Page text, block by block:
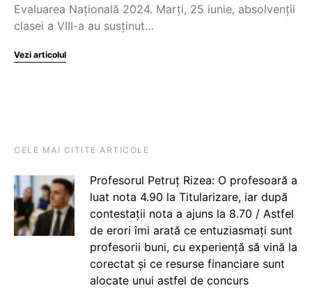
Evaluarea Națională 2024. Marți, 25 iunie, absolvenții
clasei a VIII-a au susținut…
Vezi articolul
CELE MAI CITITE ARTICOLE
Profesorul Petruț Rizea: O profesoară a
luat nota 4.90 la Titularizare, iar după
contestații nota a ajuns la 8.70 / Astfel
de erori îmi arată ce entuziasmați sunt
profesorii buni, cu experiență să vină la
corectat și ce resurse financiare sunt
alocate unui astfel de concurs